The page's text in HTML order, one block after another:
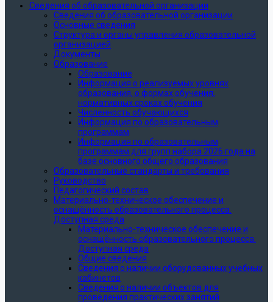
Сведения об образовательной организации
Сведения об образовательной организации
Основные сведения
Структура и органы управления образовательной
организацией
Документы
Образование
Образование
Информация о реализуемых уровнях
образования, о формах обучения,
нормативных сроках обучения
Численность обучающихся
Информация по образовательным
программам
Информация по образовательным
программам для групп набора 2026 года на
базе основного общего образования
Образовательные стандарты и требования
Руководство
Педагогический состав
Материально-техническое обеспечение и
оснащённость образовательного процесса.
Доступная среда
Материально-техническое обеспечение и
оснащённость образовательного процесса.
Доступная среда
Общие сведения
Сведения о наличии оборудованных учебных
кабинетов
Сведения о наличии объектов для
проведения практических занятий